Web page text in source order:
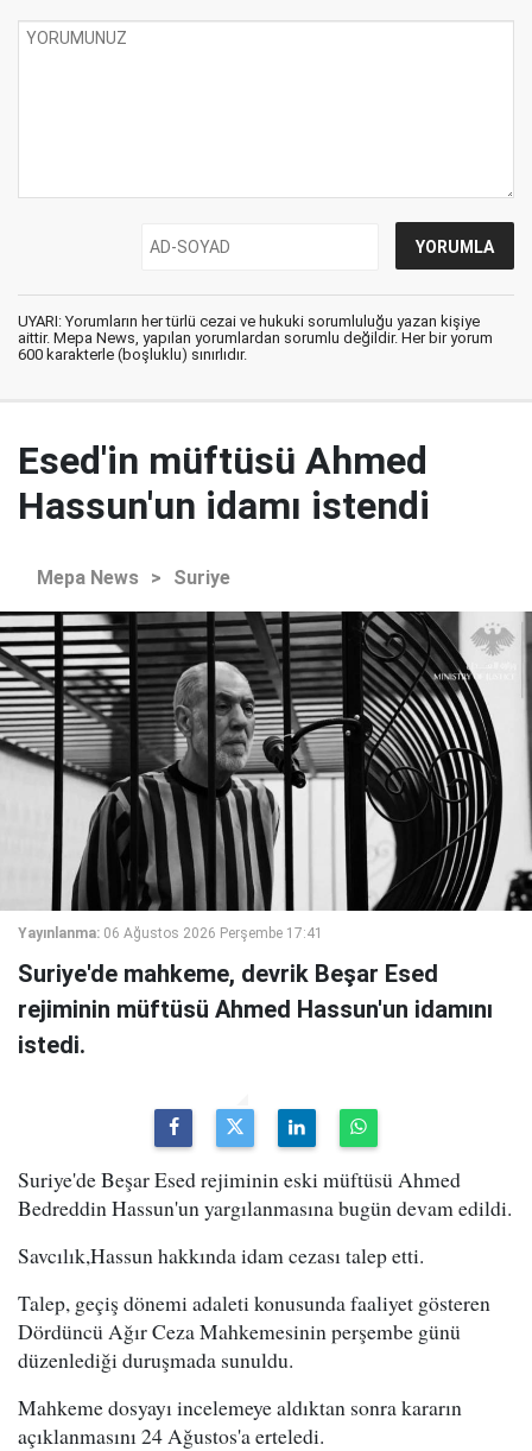
UYARI: Yorumların her türlü cezai ve hukuki sorumluluğu yazan kişiye
aittir. Mepa News, yapılan yorumlardan sorumlu değildir. Her bir yorum
600 karakterle (boşluklu) sınırlıdır.
Esed'in müftüsü Ahmed
Hassun'un idamı istendi
Mepa News > Suriye
Yayınlanma: 06 Ağustos 2026 Perşembe 17:41
Suriye'de mahkeme, devrik Beşar Esed
rejiminin müftüsü Ahmed Hassun'un idamını
istedi.
Suriye'de Beşar Esed rejiminin eski müftüsü Ahmed
Bedreddin Hassun'un yargılanmasına bugün devam edildi.
Savcılık,Hassun hakkında idam cezası talep etti.
Talep, geçiş dönemi adaleti konusunda faaliyet gösteren
Dördüncü Ağır Ceza Mahkemesinin perşembe günü
düzenlediği duruşmada sunuldu.
Mahkeme dosyayı incelemeye aldıktan sonra kararın
açıklanmasını 24 Ağustos'a erteledi.